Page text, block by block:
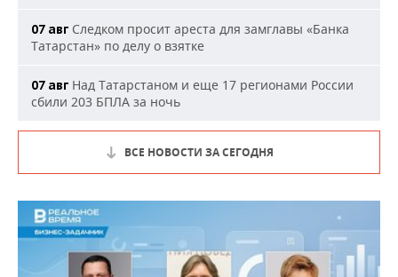
07 авг Следком просит ареста для замглавы «Банка
Татарстан» по делу о взятке
07 авг Над Татарстаном и еще 17 регионами России
сбили 203 БПЛА за ночь
ВСЕ НОВОСТИ ЗА СЕГОДНЯ